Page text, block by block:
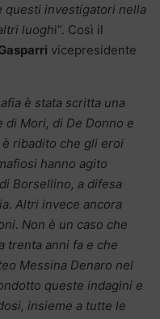
questi investigatori nella
luoghi”. Così il
vicepresidente
è stata scritta una
di Mori, di De Donno e
ribadito che gli eroi
hanno agito
Borsellino, a difesa
Altri invece ancora
Non è un caso che
trenta anni fa e che
Messina Denaro nel
queste indagini e
insieme a tutte le